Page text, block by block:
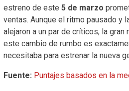
estreno de este 5 de marzo
ventas. Aunque el ritmo pausado y
alejaron a un par de críticos, la gran
este cambio de rumbo es
necesitaba para estrenar la nueva
Fuente: Puntajes basados en la